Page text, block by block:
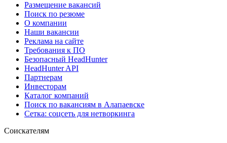
Размещение вакансий
Поиск по резюме
О компании
Наши вакансии
Реклама на сайте
Требования к ПО
Безопасный HeadHunter
HeadHunter API
Партнерам
Инвесторам
Каталог компаний
Поиск по вакансиям в Алапаевске
Сетка: соцсеть для нетворкинга
Соискателям